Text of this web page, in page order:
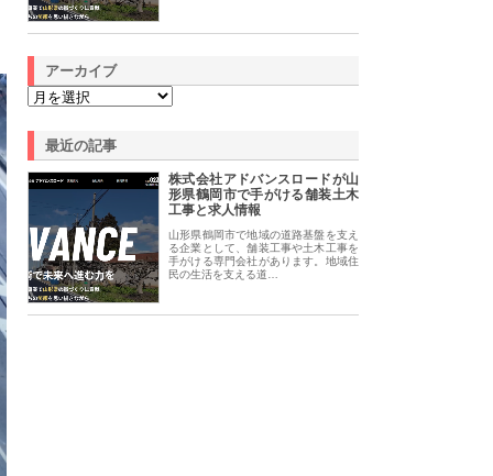
アーカイブ
最近の記事
株式会社アドバンスロードが山
形県鶴岡市で手がける舗装土木
工事と求人情報
山形県鶴岡市で地域の道路基盤を支え
る企業として、舗装工事や土木工事を
手がける専門会社があります。地域住
民の生活を支える道…